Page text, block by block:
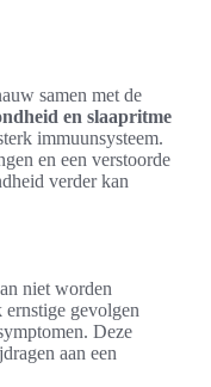
samen met de
en slaapritme
immuunsysteem.
en een verstoorde
verder kan
niet worden
ernstige gevolgen
Deze
aan een